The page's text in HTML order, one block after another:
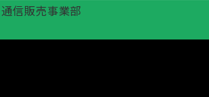
通信販売事業部